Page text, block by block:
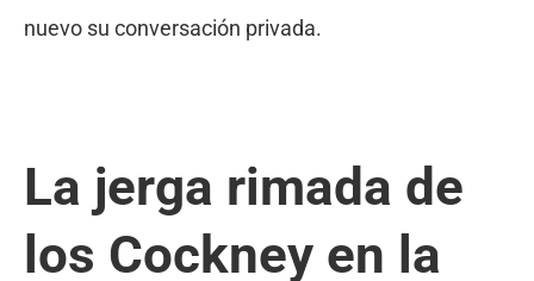
nuevo su conversación privada.
La jerga rimada de
los Cockney en la